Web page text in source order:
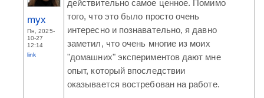
myx
Пн, 2025-
10-27
12:14
link
действительно самое ценное. Помимо
того, что это было просто очень
интересно и познавательно, я давно
заметил, что очень многие из моих
"домашних" экспериментов дают мне
опыт, который впоследствии
оказывается востребован на работе.